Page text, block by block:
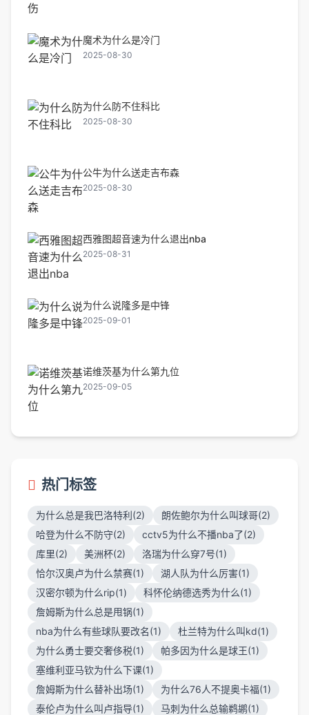
魔术为什么是冷门
2025-08-30
为什么防不住科比
2025-08-30
公牛为什么送走吉布森
2025-08-30
西雅图超音速为什么退出nba
2025-08-31
为什么说隆多是中锋
2025-09-01
诺维茨基为什么第九位
2025-09-05
热门标签
为什么总是我巴洛特利(2)
朗佐鲍尔为什么叫球哥(2)
哈登为什么不防守(2)
cctv5为什么不播nba了(2)
库里(2)
美洲杯(2)
洛瑞为什么穿7号(1)
恰尔汉奥卢为什么禁赛(1)
湖人队为什么厉害(1)
汉密尔顿为什么rip(1)
科怀伦纳德选秀为什么(1)
詹姆斯为什么总是甩锅(1)
nba为什么有些球队要改名(1)
杜兰特为什么叫kd(1)
为什么勇士要交奢侈税(1)
帕多因为什么是球王(1)
塞维利亚马钦为什么下课(1)
詹姆斯为什么替补出场(1)
为什么76人不提奥卡福(1)
泰伦卢为什么叫卢指导(1)
马刺为什么总输鹈鹕(1)